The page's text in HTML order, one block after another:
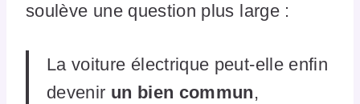
soulève une question plus large :
La voiture électrique peut-elle enfin
devenir un bien commun,